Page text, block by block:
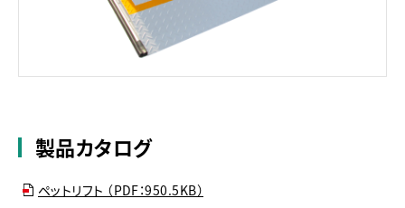
製品カタログ
ペットリフト （PDF：950.5KB）